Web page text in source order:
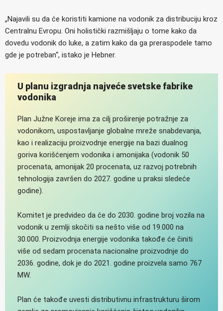
„Najavili su da će koristiti kamione na vodonik za distribuciju kroz
Centralnu Evropu. Oni holistički razmišljaju o tome kako da
dovedu vodonik do luke, a zatim kako da ga preraspodele tamo
gde je potreban“, istako je Hebner.
U planu izgradnja najveće svetske fabrike
vodonika
Plan Južne Koreje ima za cilj proširenje potražnje za
vodonikom, uspostavljanje globalne mreže snabdevanja,
kao i realizaciju proizvodnje energije na bazi dualnog
goriva korišćenjem vodonika i amonijaka (vodonik 50
procenata, amonijak 20 procenata, uz razvoj potrebnih
tehnologija završen do 2027. godine u praksi sledeće
godine).
Komitet je predvideo da će do 2030. godine broj vozila na
vodonik u zemlji skočiti sa nešto više od 19.000 na
30.000. Proizvodnja energije vodonika takođe će činiti
više od sedam procenata nacionalne proizvodnje do
2036. godine, dok je do 2021. godine proizvela samo 767
MW.
Plan će takođe uvesti distributivnu infrastrukturu širom